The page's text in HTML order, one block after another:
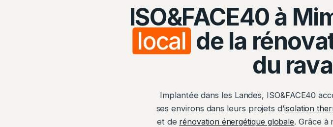
ISO&FACE40 à
local de la
du
Implantée dans les Landes, ISO&FACE40
ses environs dans leurs projets d’isolation
et de rénovation énergétique globale. Grâce à